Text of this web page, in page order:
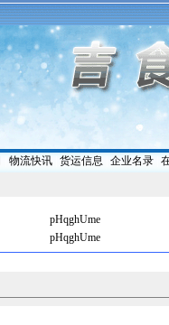
物流快讯| 货运信息 企业名录|
pHqghUme
pHqghUme